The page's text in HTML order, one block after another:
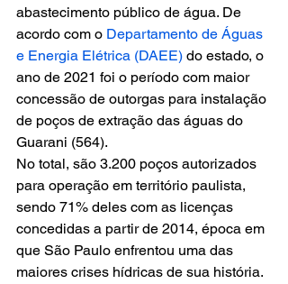
abastecimento público de água. De
acordo com o Departamento de Águas
e Energia Elétrica (DAEE) do estado, o
ano de 2021 foi o período com maior
concessão de outorgas para instalação
de poços de extração das águas do
Guarani (564).
No total, são 3.200 poços autorizados
para operação em território paulista,
sendo 71% deles com as licenças
concedidas a partir de 2014, época em
que São Paulo enfrentou uma das
maiores crises hídricas de sua história.